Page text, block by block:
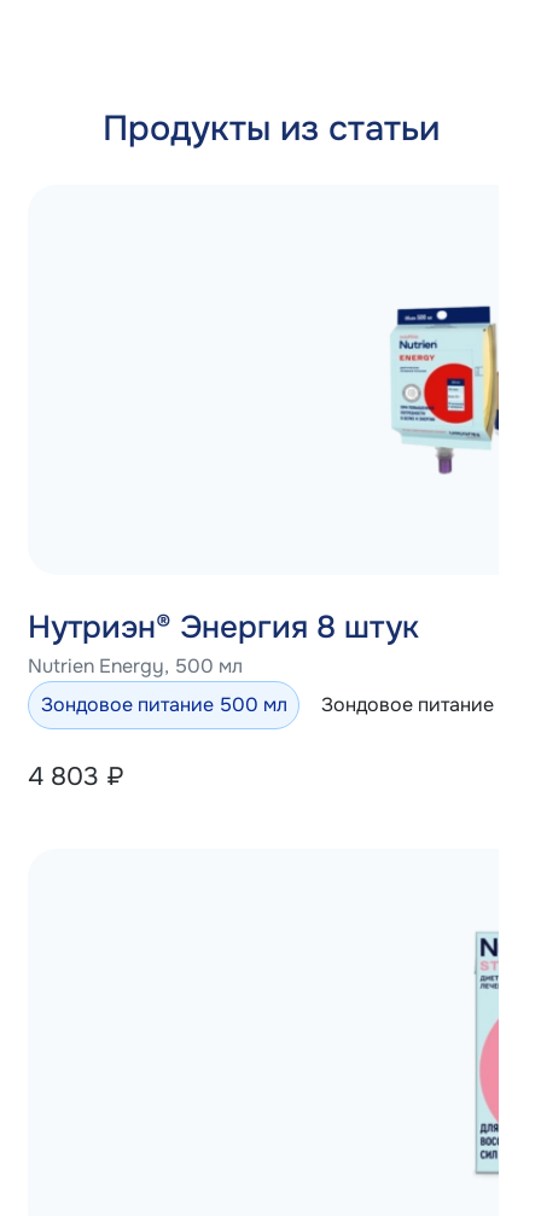
Продукты из статьи
Нутриэн® Энергия 8 штук
Nutrien Energy, 500 мл
Зондовое питание 500 мл
Зондовое питание
4 803 ₽